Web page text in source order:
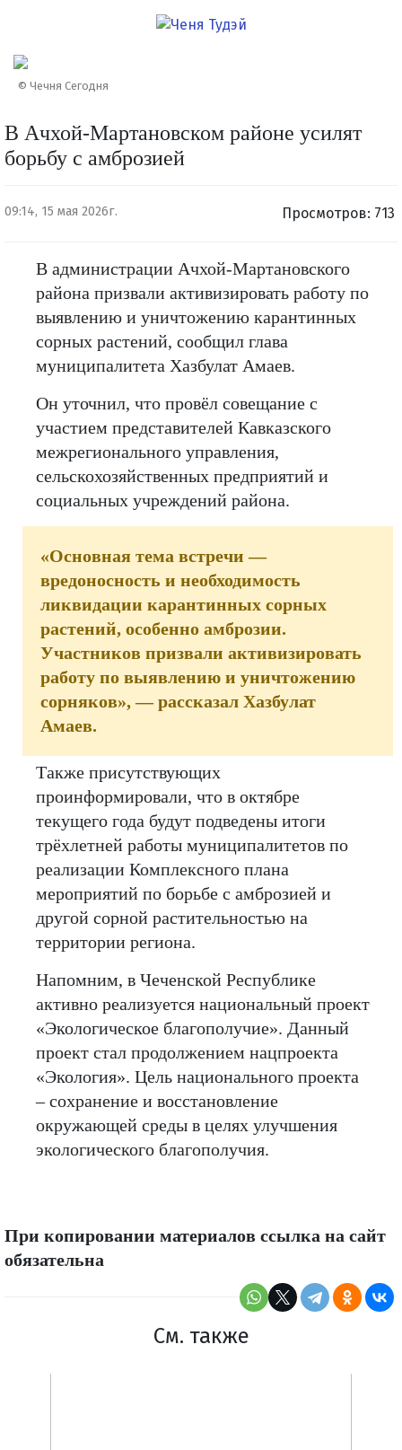
© Чечня Сегодня
В Ачхой-Мартановском районе усилят
борьбу с амброзией
09:14, 15 мая 2026г. Просмотров: 713
В администрации Ачхой-Мартановского
района призвали активизировать работу по
выявлению и уничтожению карантинных
сорных растений, сообщил глава
муниципалитета Хазбулат Амаев.
Он уточнил, что провёл совещание с
участием представителей Кавказского
межрегионального управления,
сельскохозяйственных предприятий и
социальных учреждений района.
«Основная тема встречи —
вредоносность и необходимость
ликвидации карантинных сорных
растений, особенно амброзии.
Участников призвали активизировать
работу по выявлению и уничтожению
сорняков», — рассказал Хазбулат
Амаев.
Также присутствующих
проинформировали, что в октябре
текущего года будут подведены итоги
трёхлетней работы муниципалитетов по
реализации Комплексного плана
мероприятий по борьбе с амброзией и
другой сорной растительностью на
территории региона.
Напомним, в Чеченской Республике
активно реализуется национальный проект
«Экологическое благополучие». Данный
проект стал продолжением нацпроекта
«Экология». Цель национального проекта
– сохранение и восстановление
окружающей среды в целях улучшения
экологического благополучия.
При копировании материалов ссылка на сайт
обязательна
См. также